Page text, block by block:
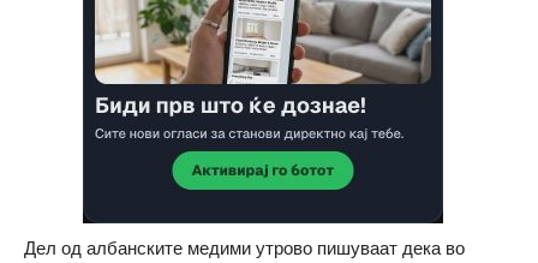
Дел од албанските медими утрово пишуваат дека во